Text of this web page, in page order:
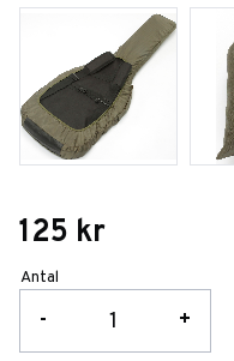
125 kr
Antal
+
-